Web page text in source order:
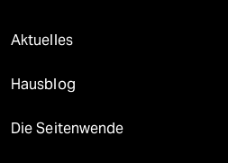
Aktuelles
Hausblog
Die Seitenwende